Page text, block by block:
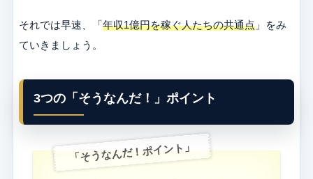
それでは早速、「年収1億円を稼ぐ人たちの共通点 」をみ
ていきましょう。
3つの「そうなんだ！」ポイント
「そうなんだ！ポイント」